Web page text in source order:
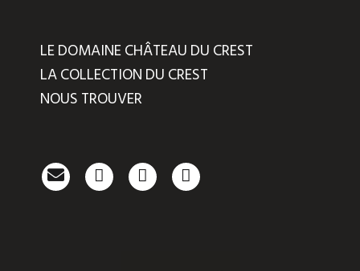
LE DOMAINE CHÂTEAU DU CREST
LA COLLECTION DU CREST
NOUS TROUVER